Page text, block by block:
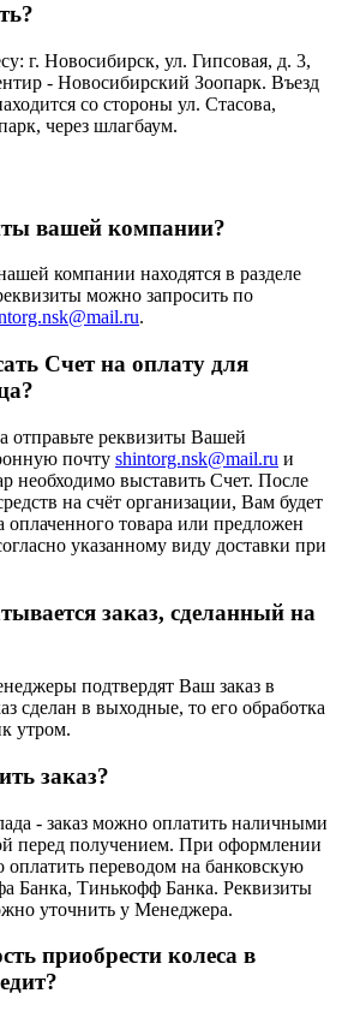
г. Новосибирск, ул. Гипсовая, д. 3,
- Новосибирский Зоопарк. Въезд
со стороны ул. Стасова,
через шлагбаум.
вашей компании?
компании находятся в разделе
можно запросить по
.
Счет на оплату для
отправьте реквизиты Вашей
почту shintorg.nsk@mail.ru и
необходимо выставить Счет. После
на счёт организации, Вам будет
оплаченного товара или предложен
указанному виду доставки при
заказ, сделанный на
подтвердят Ваш заказ в
сделан в выходные, то его обработка
утром.
заказ?
- заказ можно оплатить наличными
перед получением. При оформлении
оплатить переводом на банковскую
Банка, Тинькофф Банка. Реквизиты
уточнить у Менеджера.
приобрести колеса в